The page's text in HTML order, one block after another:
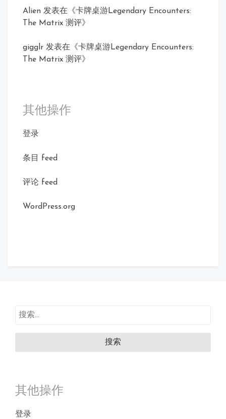
Alien 发表在《卡牌桌游Legendary Encounters:
The Matrix 测评》
gigglr 发表在《卡牌桌游Legendary Encounters:
The Matrix 测评》
其他操作
登录
条目 feed
评论 feed
WordPress.org
搜
其他操作
登录